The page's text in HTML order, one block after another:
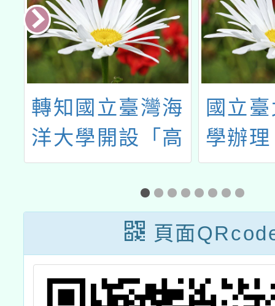
國立臺北藝術大
學辦理「中小學
在職教師暨行政
人員美感素養提
升計畫」- 【感
知的共鳴：捕捉
科技與人文的脈
桃園
理桃
和平
頁面